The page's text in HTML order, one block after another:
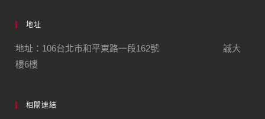
地址
地址：106台北市和平東路一段162號 誠大
樓6樓
相關連結